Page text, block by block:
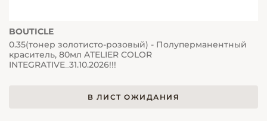
BOUTICLE
0.35(тонер золотисто-розовый) - Полуперманентный
краситель, 80мл ATELIER COLOR
INTEGRATIVE_31.10.2026!!!
В ЛИСТ ОЖИДАНИЯ